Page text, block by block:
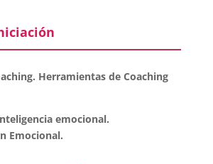
Herramientas de Coaching
emocional.
Emocional.